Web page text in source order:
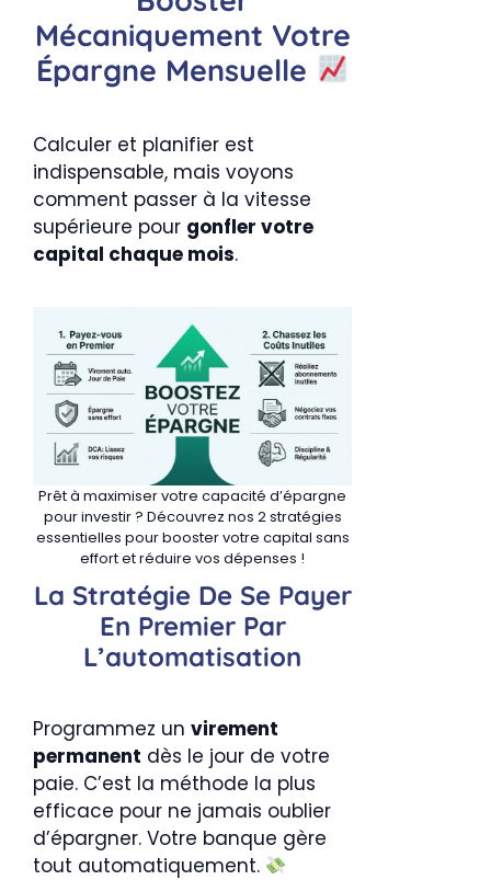
Mécaniquement Votre
Épargne Mensuelle
Calculer et planifier est
indispensable, mais voyons
comment passer à la vitesse
supérieure pour gonfler votre
capital chaque mois.
Prêt à maximiser votre capacité d’épargne
pour investir ? Découvrez nos 2 stratégies
essentielles pour booster votre capital sans
effort et réduire vos dépenses !
La Stratégie De Se Payer
En Premier Par
L’automatisation
Programmez un virement
permanent dès le jour de votre
paie. C’est la méthode la plus
efficace pour ne jamais oublier
d’épargner. Votre banque gère
tout automatiquement.